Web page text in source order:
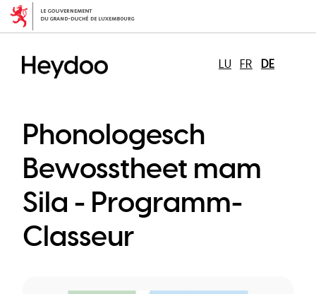
Direkt
zum
LU
FR DE
Phonologesch
Bewosstheet mam
Sila - Programm-
Classeur